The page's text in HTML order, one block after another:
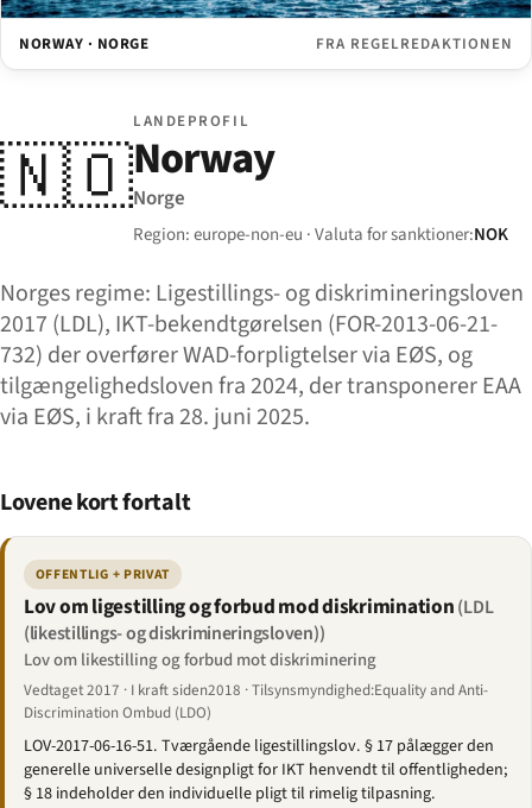
NORWAY · NORGE FRA REGELREDAKTIONEN
🇳🇴
LANDEPROFIL
Norway
Norge
Region: europe-non-eu · Valuta for sanktioner:NOK
Norges regime: Ligestillings- og diskrimineringsloven
2017 (LDL), IKT-bekendtgørelsen (FOR-2013-06-21-
732) der overfører WAD-forpligtelser via EØS, og
tilgængelighedsloven fra 2024, der transponerer EAA
via EØS, i kraft fra 28. juni 2025.
Lovene kort fortalt
OFFENTLIG + PRIVAT
Lov om ligestilling og forbud mod diskrimination(LDL
(likestillings- og diskrimineringsloven))
Lov om likestilling og forbud mot diskriminering
Vedtaget 2017 · I kraft siden2018 · Tilsynsmyndighed:Equality and Anti-
Discrimination Ombud (LDO)
LOV-2017-06-16-51. Tværgående ligestillingslov. § 17 pålægger den
generelle universelle designpligt for IKT henvendt til offentligheden;
§ 18 indeholder den individuelle pligt til rimelig tilpasning.